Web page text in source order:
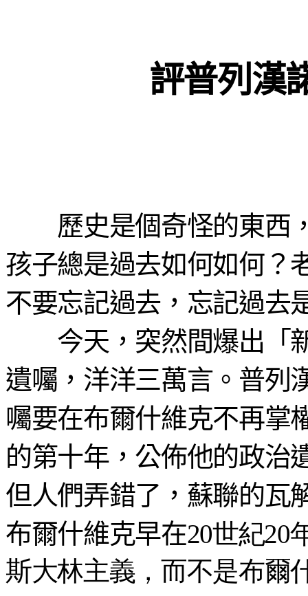
評普列漢
歷史是個奇怪的東西，
孩子總是過去如何如何？
不要忘記過去，忘記過去
今天，突然間爆出「新
遺囑，洋洋三萬言。普列
囑要在布爾什維克不再掌
的第十年，公佈他的政治
但人們弄錯了，蘇聯的瓦
布爾什維克早在20世紀20
斯大林主義，而不是布爾